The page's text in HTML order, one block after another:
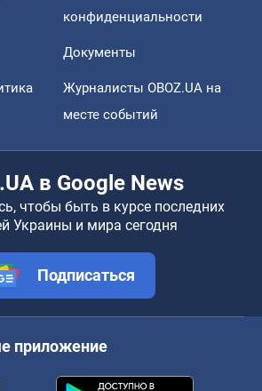
конфиденциальности
Документы
Журналисты OBOZ.UA на
месте событий
в Google News
чтобы быть в курсе последних
Украины и мира сегодня
Подписаться
приложение